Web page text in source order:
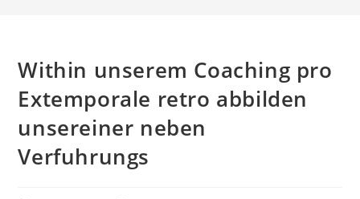
Within unserem Coaching pro
Extemporale retro abbilden
unsereiner neben
Verfuhrungs